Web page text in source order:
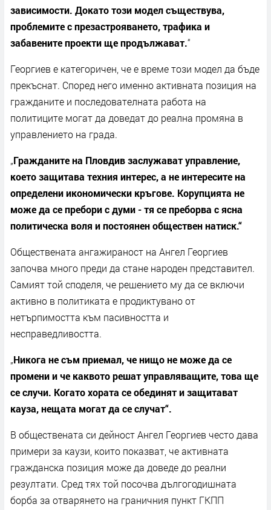
зависимости. Докато този модел съществува,
проблемите с презастрояването, трафика и
забавените проекти ще продължават.“
Георгиев е категоричен, че е време този модел да бъде
прекъснат. Според него именно активната позиция на
гражданите и последователната работа на
политиците могат да доведат до реална промяна в
управлението на града.
„Гражданите на Пловдив заслужават управление,
което защитава техния интерес, а не интересите на
определени икономически кръгове. Корупцията не
може да се пребори с думи-тя се преборва с ясна
политическа воля и постоянен обществен натиск.“
Обществената ангажираност на Ангел Георгиев
започва много преди да стане народен представител.
Самият той споделя, че решението му да се включи
активно в политиката е продиктувано от
нетърпимостта към пасивността и
несправедливостта.
„Никога не съм приемал, че нищо не може да се
промени и че каквото решат управляващите, това ще
се случи. Когато хората се обединят и защитават
кауза, нещата могат да се случат“.
В обществената си дейност Ангел Георгиев често дава
примери за каузи, които показват, че активната
гражданска позиция може да доведе до реални
резултати. Сред тях той посочва дългогодишната
борба за отварянето на граничния пункт ГКПП